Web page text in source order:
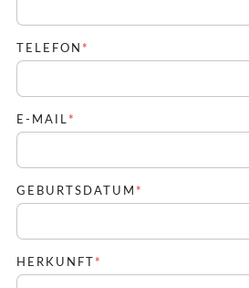
TELEFON *
E-MAIL*
GEBURTSDATUM *
HERKUNFT *